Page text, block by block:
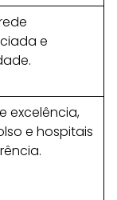
e
excelência,
e hospitais